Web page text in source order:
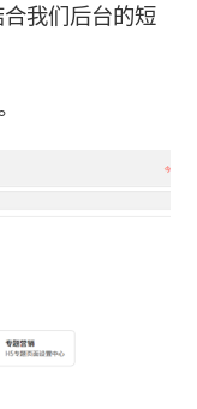
我们后台的短